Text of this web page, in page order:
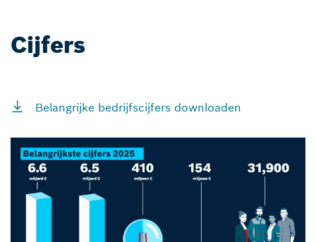
Cijfers
Belangrijke bedrijfscijfers downloaden